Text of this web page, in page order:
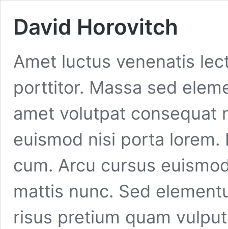
David Horovitch
Amet luctus venenatis
porttitor. Massa sed
amet volutpat consequat
euismod nisi porta
cum. Arcu cursus
mattis nunc. Sed
risus pretium quam